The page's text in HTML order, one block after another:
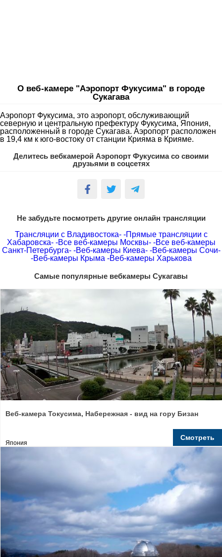
О веб-камере "Аэропорт Фукусима" в городе
Сукагава
Аэропорт Фукусима, это аэропорт, обслуживающий
северную и центральную префектуру Фукусима, Япония,
расположенный в городе Сукагава. Аэропорт расположен
в 19,4 км к юго-востоку от станции Крияма в Крияме.
Делитесь вебкамерой Аэропорт Фукусима со своими
друзьями в соцсетях
Не забудьте посмотреть другие онлайн трансляции
Трансляции с Владивостока- -Прямые трансляции с
Хабаровска- -Все веб-камеры Москвы- -Все веб-камеры
Санкт-Петербурга- -Веб-камеры Киева- -Веб-камеры Сочи-
-Веб-камеры Крыма -Веб-камеры Харькова
Самые популярные вебкамеры Сукагавы
Веб-камера Токусима, Набережная - вид на гору Бизан
Япония
Смотреть